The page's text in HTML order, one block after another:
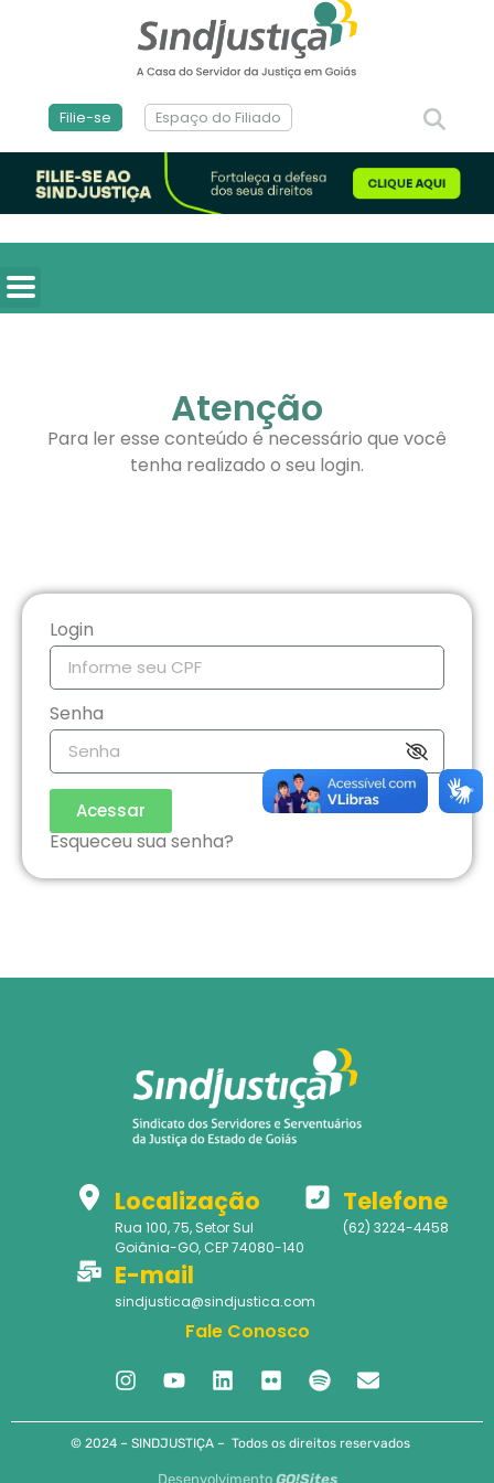
Filie-se Espaço do Filiado
Atenção
Para ler esse conteúdo é necessário que você
tenha realizado o seu login.
Login
Senha
Acessar
Esqueceu sua senha?
Localização
Rua 100, 75, Setor Sul
Goiânia-GO, CEP 74080-140
Telefone
(62) 3224-4458
E-mail
sindjustica@sindjustica.com
Fale Conosco
© 2024 – SINDJUSTIÇA – Todos os direitos reservados
Desenvolvimento GO!Sites